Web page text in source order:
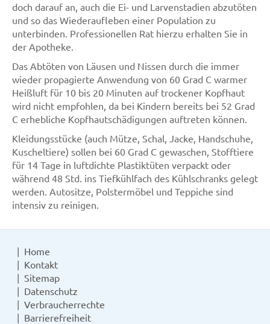
doch darauf an, auch die Ei- und Larvenstadien abzutöten
und so das Wiederaufleben einer Population zu
unterbinden. Professionellen Rat hierzu erhalten Sie in
der Apotheke.
Das Abtöten von Läusen und Nissen durch die immer
wieder propagierte Anwendung von 60 Grad C warmer
Heißluft für 10 bis 20 Minuten auf trockener Kopfhaut
wird nicht empfohlen, da bei Kindern bereits bei 52 Grad
C erhebliche Kopfhautschädigungen auftreten können.
Kleidungsstücke (auch Mütze, Schal, Jacke, Handschuhe,
Kuscheltiere) sollen bei 60 Grad C gewaschen, Stofftiere
für 14 Tage in luftdichte Plastiktüten verpackt oder
während 48 Std. ins Tiefkühlfach des Kühlschranks gelegt
werden. Autositze, Polstermöbel und Teppiche sind
intensiv zu reinigen.
Home
Kontakt
Sitemap
Datenschutz
Verbraucherrechte
Barrierefreiheit